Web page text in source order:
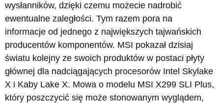
wysłanników, dzięki czemu możecie nadrobić
ewentualne zaległości. Tym razem pora na
informacje od jednego z największych tajwańskich
producentów komponentów. MSI pokazał dzisiaj
światu kolejny ze swoich produktów w postaci płyty
głównej dla nadciągających procesorów Intel Skylake
X i Kaby Lake X. Mowa o modelu MSI X299 SLI Plus,
który poszczycić się może stonowanym wyglądem,